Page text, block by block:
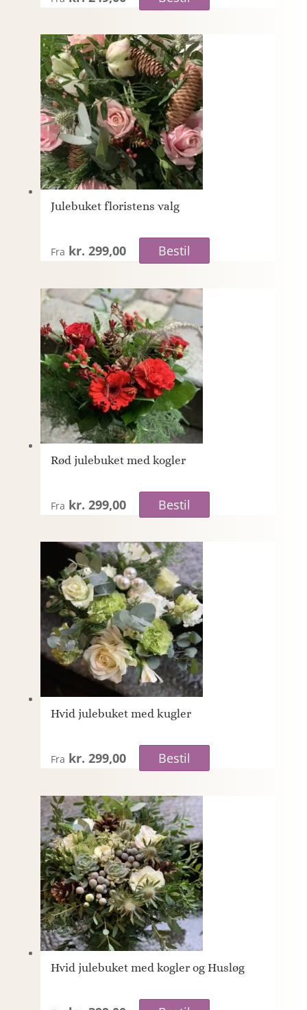
Julebuket floristens valg
Fra kr. 299,00 Bestil
Rød julebuket med kogler
Fra kr. 299,00 Bestil
Hvid julebuket med kugler
Fra kr. 299,00 Bestil
Hvid julebuket med kogler og Husløg